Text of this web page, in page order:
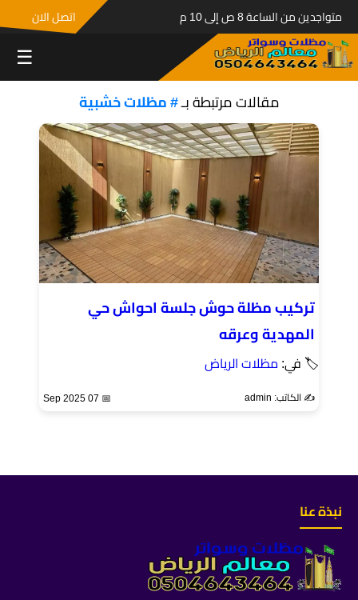
متواجدين من الساعة 8 ص إلى 10 م اتصل الان
☰
مقالات مرتبطة بـ# مظلات خشبية
تركيب مظلة حوش جلسة احواش حي
المهدية وعرقه
🏷 في: مظلات الرياض
✍️ الكاتب: admin 📅 07 Sep 2025
نبذة عنا